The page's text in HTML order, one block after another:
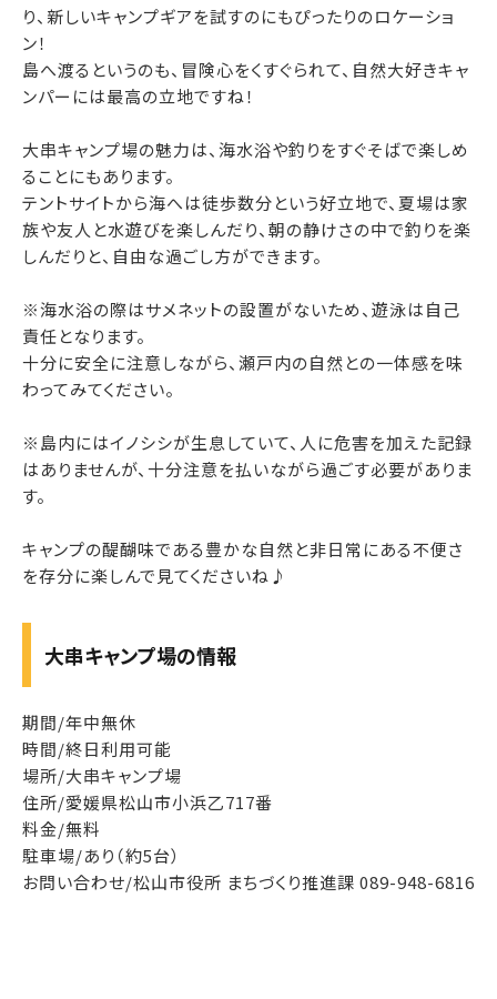
り、新しいキャンプギアを試すのにもぴったりのロケーショ
ン！
島へ渡るというのも、冒険心をくすぐられて、自然大好きキャ
ンパーには最高の立地ですね！
大串キャンプ場の魅力は、海水浴や釣りをすぐそばで楽しめ
ることにもあります。
テントサイトから海へは徒歩数分という好立地で、夏場は家
族や友人と水遊びを楽しんだり、朝の静けさの中で釣りを楽
しんだりと、自由な過ごし方ができます。
※海水浴の際はサメネットの設置がないため、遊泳は自己
責任となります。
十分に安全に注意しながら、瀬戸内の自然との一体感を味
わってみてください。
※島内にはイノシシが生息していて、人に危害を加えた記録
はありませんが、十分注意を払いながら過ごす必要がありま
す。
キャンプの醍醐味である豊かな自然と非日常にある不便さ
を存分に楽しんで見てくださいね♪
大串キャンプ場の情報
期間/年中無休
時間/終日利用可能
場所/大串キャンプ場
住所/愛媛県松山市小浜乙717番
料金/無料
駐車場/あり（約5台）
お問い合わせ/松山市役所 まちづくり推進課 089-948-6816